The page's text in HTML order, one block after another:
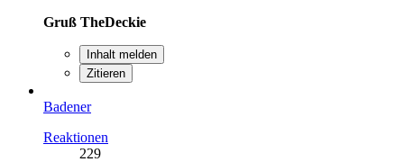
Gruß TheDeckie
Inhalt melden
Zitieren
Badener
Reaktionen
229